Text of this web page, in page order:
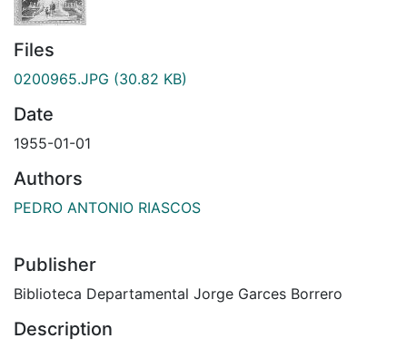
Files
0200965.JPG (30.82 KB)
Date
1955-01-01
Authors
PEDRO ANTONIO RIASCOS
Publisher
Biblioteca Departamental Jorge Garces Borrero
Description